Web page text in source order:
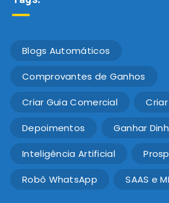
Blogs Automáticos
Comprovantes de Ganhos
Criar Guia Comercial
Depoimentos Ganhar
Inteligência Artificial
Robô WhatsApp SAAS e